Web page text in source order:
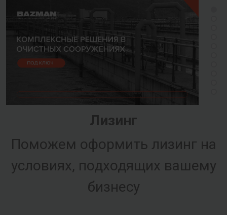
Лизинг
Поможем оформить лизинг на
условиях, подходящих вашему
бизнесу